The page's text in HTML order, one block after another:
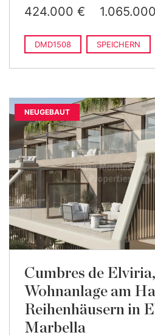
424.000 €
DMD1508 SPEICHERN
NEUGEBAUT
Cumbres de
Wohnanlage am
Reihenhäusern in
Marbella